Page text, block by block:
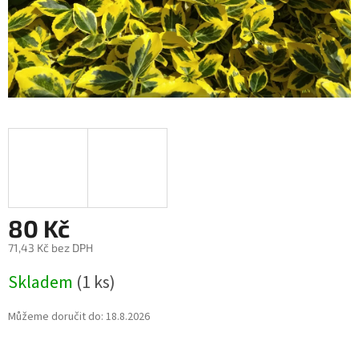
80 Kč
71,43 Kč bez DPH
cena:
Skladem (1 ks)
Můžeme doručit do: 18.8.2026